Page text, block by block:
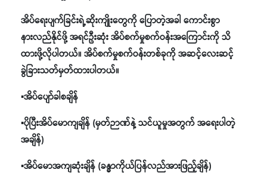
အိပ်ရေးပျက်ခြင်းရဲ့ဆိုးကျိုးတွေကို ပြောတဲ့အခါ ကောင်းစွာ
နားလည်နိုင်ဖို့ အရင်ဦးဆုံး အိပ်စက်မှုစက်ဝန်းအကြောင်းကို သိ
ထားဖို့လိုပါတယ်။ အိပ်စက်မှုစက်ဝန်းတစ်ခုကို အဆင့်လေးဆင့်
ခွဲခြားသတ်မှတ်ထားပါတယ်။
▪️အိပ်ပျော်ခါစချိန်
▪️ပိုပြီးအိပ်မောကျချိန် (မှတ်ဉာဏ်နဲ့ သင်ယူမှုအတွက် အရေးပါတဲ့
အချိန်)
▪️အိပ်မောအကျဆုံးချိန် (ခန္ဓာကိုယ်ပြန်လည်အားဖြည့်ချိန်)